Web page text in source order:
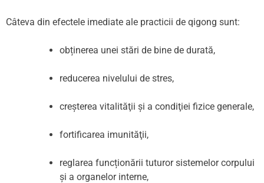
Câteva din efectele imediate ale practicii de qigong sunt:
obținerea unei stări de bine de durată,
reducerea nivelului de stres,
creşterea vitalităţii şi a condiţiei fizice generale,
fortificarea imunităţii,
reglarea funcționării tuturor sistemelor corpului
și a organelor interne,